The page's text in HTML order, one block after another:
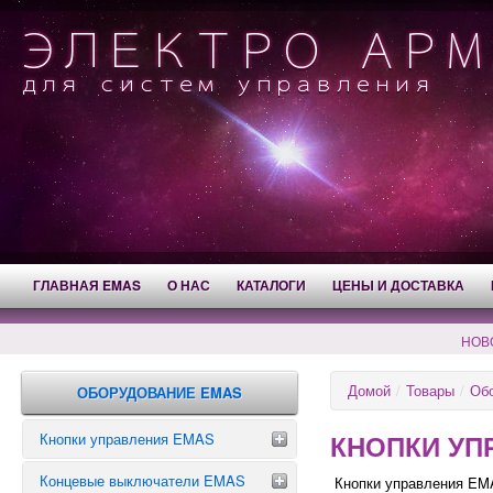
ГЛАВНАЯ EMAS О НАС КАТАЛОГИ ЦЕНЫ И ДОСТАВКА
ОБОРУДОВАНИЕ EMAS
Кнопки управления EMAS
Аварийные кнопки
Концевые выключатели EMAS
Домой / Товары /
КНОПКИ
Кнопки управления